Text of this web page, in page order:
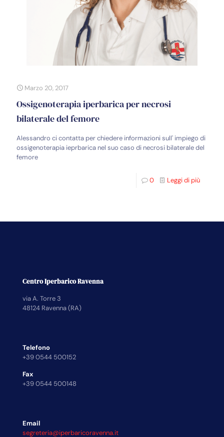
Marzo 20, 2017
Ossigenoterapia iperbarica per necrosi
bilaterale del femore
Alessandro ci contatta per chiedere informazioni sull' impiego di
ossigenoterapia ieprbarica nel suo caso di necrosi bilaterale del
femore
0 Leggi di più
Centro Iperbarico Ravenna
via A. Torre 3
48124 Ravenna (RA)
Telefono
+39 0544 500152
Fax
+39 0544 500148
Email
segreteria@iperbaricoravenna.it